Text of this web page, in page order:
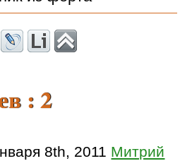
: 2
8th, 2011 Митрий